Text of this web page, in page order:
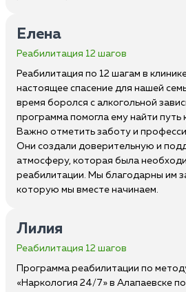
Елена
Реабилитация 12 шагов
Реабилитация по 12 шагам в
настоящее спасение для нашей
время боролся с алкогольной
программа помогла ему найти
Важно отметить заботу и
Они создали доверительную и
атмосферу, которая была
реабилитации. Мы благодарны им
которую мы вместе начинаем.
Лилия
Реабилитация 12 шагов
Программа реабилитации по
«Наркология 24/7» в Алапаевске